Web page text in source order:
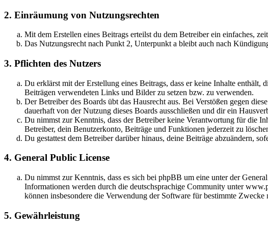
2. Einräumung von Nutzungsrechten
Mit dem Erstellen eines Beitrags erteilst du dem Betreiber ein einfaches,
Das Nutzungsrecht nach Punkt 2, Unterpunkt a bleibt auch nach
3. Pflichten des Nutzers
Du erklärst mit der Erstellung eines Beitrags, dass er keine Inhalte enthält,
Beiträgen verwendeten Links und Bilder zu setzen bzw. zu verwenden.
Der Betreiber des Boards übt das Hausrecht aus. Bei Verstößen gegen
dauerhaft von der Nutzung dieses Boards ausschließen und dir ein
Du nimmst zur Kenntnis, dass der Betreiber keine Verantwortung für die
Betreiber, dein Benutzerkonto, Beiträge und Funktionen jederzeit zu
Du gestattest dem Betreiber darüber hinaus, deine Beiträge abzuändern,
4. General Public License
Du nimmst zur Kenntnis, dass es sich bei phpBB um eine unter der
Informationen werden durch die deutschsprachige Community unter
können insbesondere die Verwendung der Software für bestimmte
5. Gewährleistung